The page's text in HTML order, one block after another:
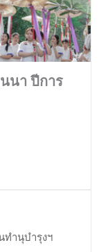
นา ปีการ
ทำนุบำรุงฯ